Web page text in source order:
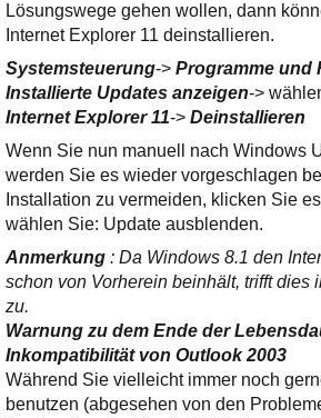
Lösungswege gehen wollen, dann
Internet Explorer 11 deinstallieren.
Systemsteuerung-> Programme und
Installierte Updates anzeigen->
Internet Explorer 11-> Deinstallieren
Wenn Sie nun manuell nach Windows
werden Sie es wieder vorgeschlagen
Installation zu vermeiden, klicken Sie
wählen Sie: Update ausblenden.
Anmerkung: Da Windows 8.1 den
schon von Vorherein beinhält, trifft dies
zu.
Warnung zu dem Ende der
Inkompatibilität von Outlook 2003
Während Sie vielleicht immer noch
benutzen (abgesehen von den